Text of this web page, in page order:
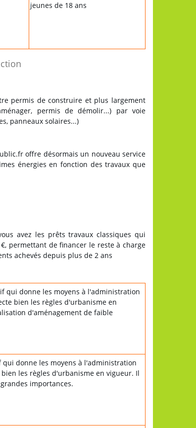
jeunes de 18 ans
permis de construire et plus largement
permis de démolir...) par voie
panneaux solaires...)
offre désormais un nouveau service
énergies en fonction des travaux que
avez les prêts travaux classiques qui
permettant de financer le reste à charge
achevés depuis plus de 2 ans
qui donne les moyens à l'administration
bien les règles d'urbanisme en
d'aménagement de faible
donne les moyens à l'administration
les règles d'urbanisme en vigueur. Il
importances.